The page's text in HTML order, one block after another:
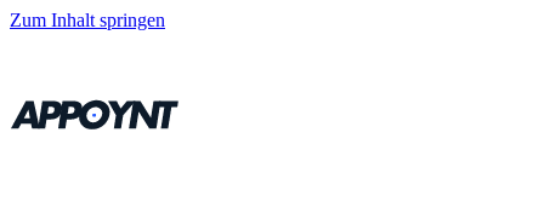
Zum Inhalt springen